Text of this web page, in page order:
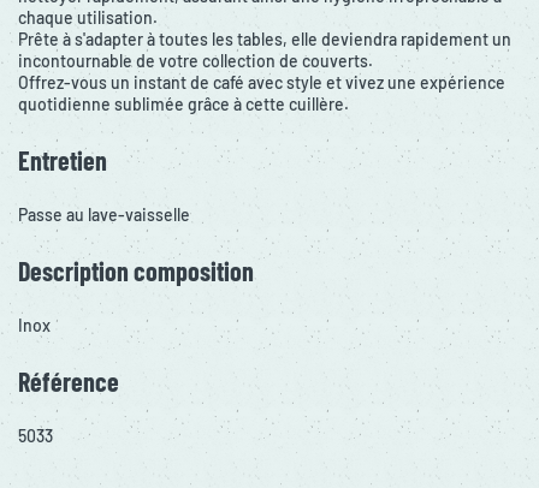
chaque utilisation.
Prête à s'adapter à toutes les tables, elle deviendra rapidement un
incontournable de votre collection de couverts.
Offrez-vous un instant de café avec style et vivez une expérience
quotidienne sublimée grâce à cette cuillère.
Entretien
Passe au lave-vaisselle
Description composition
Inox
Référence
5033